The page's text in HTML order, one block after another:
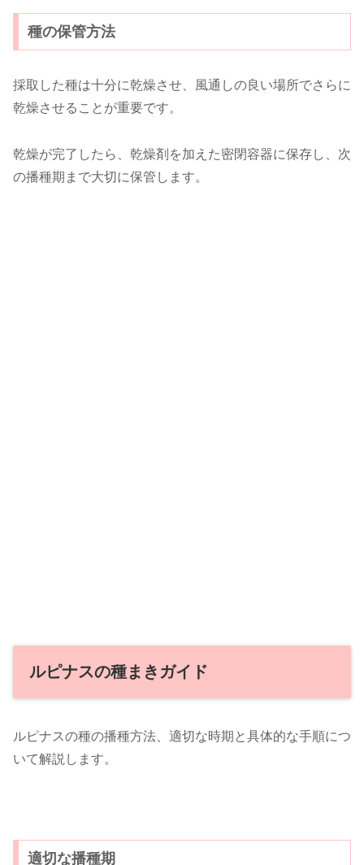
種の保管方法
採取した種は十分に乾燥させ、風通しの良い場所でさらに
乾燥させることが重要です。
乾燥が完了したら、乾燥剤を加えた密閉容器に保存し、次
の播種期まで大切に保管します。
ルピナスの種まきガイド
ルピナスの種の播種方法、適切な時期と具体的な手順につ
いて解説します。
適切な播種期